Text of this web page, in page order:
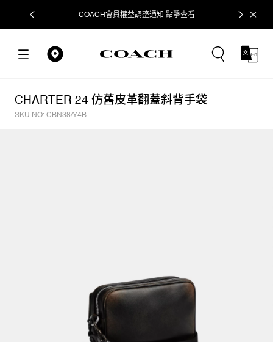
COACH會員權益調整通知 點擊查看 立即追蹤
CHARTER 24 仿舊皮革翻蓋斜背手袋
SKU NO: CBN38/Y4B